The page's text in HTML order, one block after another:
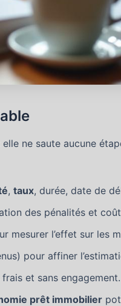
ne saute aucune
,taux, durée, date de
des pénalités et
mesurer l’effet sur les
pour affiner
et sans engagement.
prêt immobilier